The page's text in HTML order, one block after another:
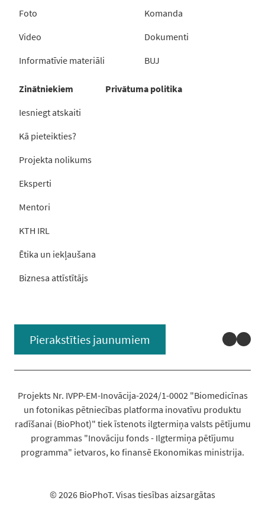
Foto
Video
Informatīvie materiāli
Komanda
Dokumenti
BUJ
Zinātniekiem
Iesniegt atskaiti
Kā pieteikties?
Projekta nolikums
Eksperti
Mentori
KTH IRL
Ētika un iekļaušana
Biznesa attīstītājs
Privātuma politika
Pierakstīties jaunumiem
Projekts Nr. IVPP-EM-Inovācija-2024/1-0002 "Biomedicīnas
un fotonikas pētniecības platforma inovatīvu produktu
radīšanai (BioPhot)" tiek īstenots ilgtermiņa valsts pētījumu
programmas "Inovāciju fonds - Ilgtermiņa pētījumu
programma" ietvaros, ko finansē Ekonomikas ministrija.
© 2026 BioPhoT. Visas tiesības aizsargātas